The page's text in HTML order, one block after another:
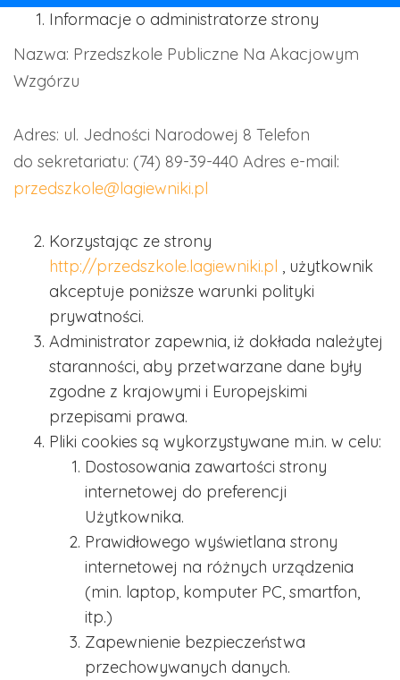
Informacje o administratorze strony
Nazwa: Przedszkole Publiczne Na Akacjowym
Wzgórzu
Adres: ul. Jedności Narodowej 8 Telefon
do sekretariatu: (74) 89-39-440 Adres e-mail:
przedszkole@lagiewniki.pl
Korzystając ze strony
http://przedszkole.lagiewniki.pl , użytkownik
akceptuje poniższe warunki polityki
prywatności.
Administrator zapewnia, iż dokłada należytej
staranności, aby przetwarzane dane były
zgodne z krajowymi i Europejskimi
przepisami prawa.
Pliki cookies są wykorzystywane m.in. w celu:
Dostosowania zawartości strony
internetowej do preferencji
Użytkownika.
Prawidłowego wyświetlana strony
internetowej na różnych urządzenia
(min. laptop, komputer PC, smartfon,
itp.)
Zapewnienie bezpieczeństwa
przechowywanych danych.